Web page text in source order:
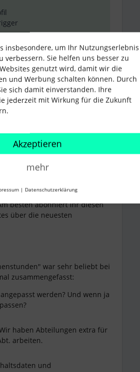
besten abonniert Ihr diesen
über die neuesten
war sehr beliebt bei
zusammengefasst:
werden? Und wenn ja
haben Abteilungen extra für
arbeiten.
und
insbesondere, um Ihr Nutzungserlebnis
verbessern. Sie helfen uns besser zu
genutzt wird, damit wir die
und Werbung schalten können. Durch
sich damit einverstanden. Ihre
jederzeit mit Wirkung für die Zukunft
Akzeptieren
mehr
| Datenschutzerklärung